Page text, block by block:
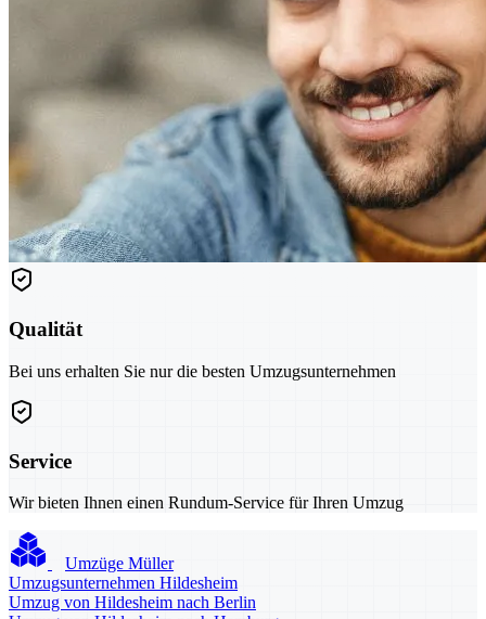
Qualität
Bei uns erhalten Sie nur die besten Umzugsunternehmen
Service
Wir bieten Ihnen einen Rundum-Service für Ihren Umzug
Umzüge Müller
Umzugsunternehmen Hildesheim
Umzug von Hildesheim nach Berlin